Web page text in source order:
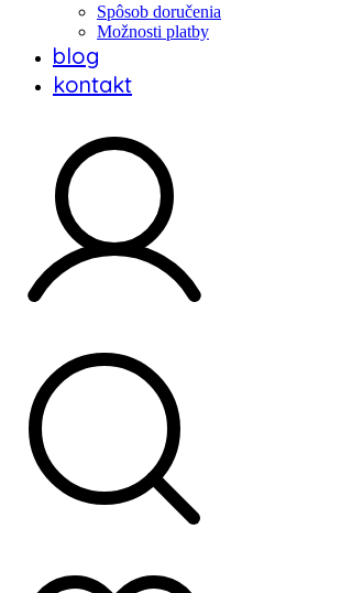
Spôsob doručenia
Možnosti platby
blog
kontakt